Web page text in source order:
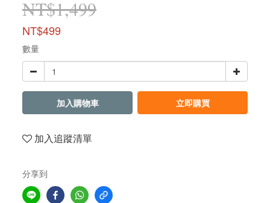
NT$1,499
NT$499
數量
加入購物車 立即購買
加入追蹤清單
分享到